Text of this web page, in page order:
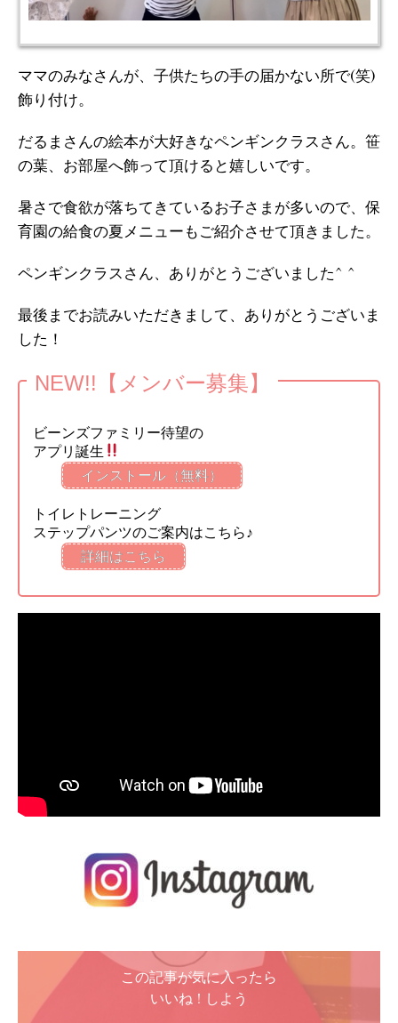
ママのみなさんが、子供たちの手の届かない所で(笑)
飾り付け。
だるまさんの絵本が大好きなペンギンクラスさん。笹
の葉、お部屋へ飾って頂けると嬉しいです。
暑さで食欲が落ちてきているお子さまが多いので、保
育園の給食の夏メニューもご紹介させて頂きました。
ペンギンクラスさん、ありがとうございました^ ^
最後までお読みいただきまして、ありがとうございま
した！
NEW!!【メンバー募集】
ビーンズファミリー待望の
アプリ誕生
インストール（無料）
トイレトレーニング
ステップパンツのご案内はこちら♪
詳細はこちら
この記事が気に入ったら
いいね ! しよう